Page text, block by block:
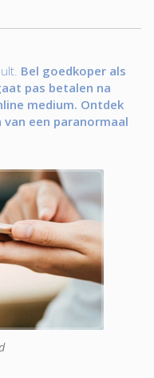
Bel goedkoper als
pas betalen na
medium. Ontdek
een paranormaal